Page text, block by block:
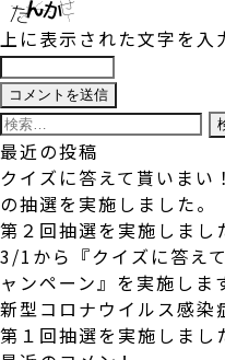
上に表示された文字を入
検
索:
最近の投稿
クイズに答えて貰いまい
の抽選を実施しました。
第２回抽選を実施しまし
3/1から『クイズに答え
ャンペーン』を実施しま
新型コロナウイルス感染
第１回抽選を実施しまし